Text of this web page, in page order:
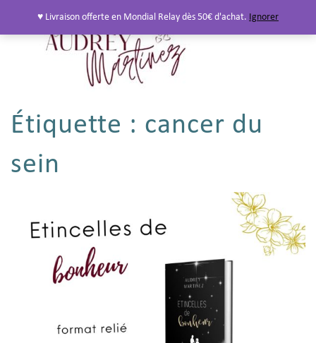
Étiquette : cancer du
sein
♥ Livraison offerte en Mondial Relay dès 50€ d'achat. Ignorer